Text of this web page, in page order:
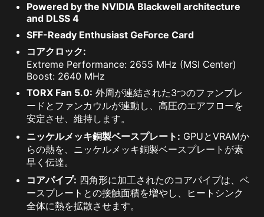
Powered by the NVIDIA Blackwell architecture
and DLSS 4
SFF-Ready Enthusiast GeForce Card
コアクロック:
Extreme Performance: 2655 MHz (MSI Center)
Boost: 2640 MHz
TORX Fan 5.0: 外周が連結された3つのファンブレ
ードとファンカウルが連動し、高圧のエアフローを
安定させ、維持します。
ニッケルメッキ銅製ベースプレート: GPUとVRAMか
らの熱を、ニッケルメッキ銅製ベースプレートが素
早く伝達。
コアパイプ: 四角形に加工されたのコアパイプは、ベ
ースプレートとの接触面積を増やし、ヒートシンク
全体に熱を拡散させます。